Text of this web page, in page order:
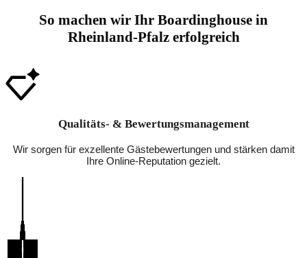
So machen wir Ihr Boardinghouse in
Rheinland-Pfalz erfolgreich
Qualitäts- & Bewertungsmanagement
Wir sorgen für exzellente Gästebewertungen und stärken damit
Ihre Online-Reputation gezielt.